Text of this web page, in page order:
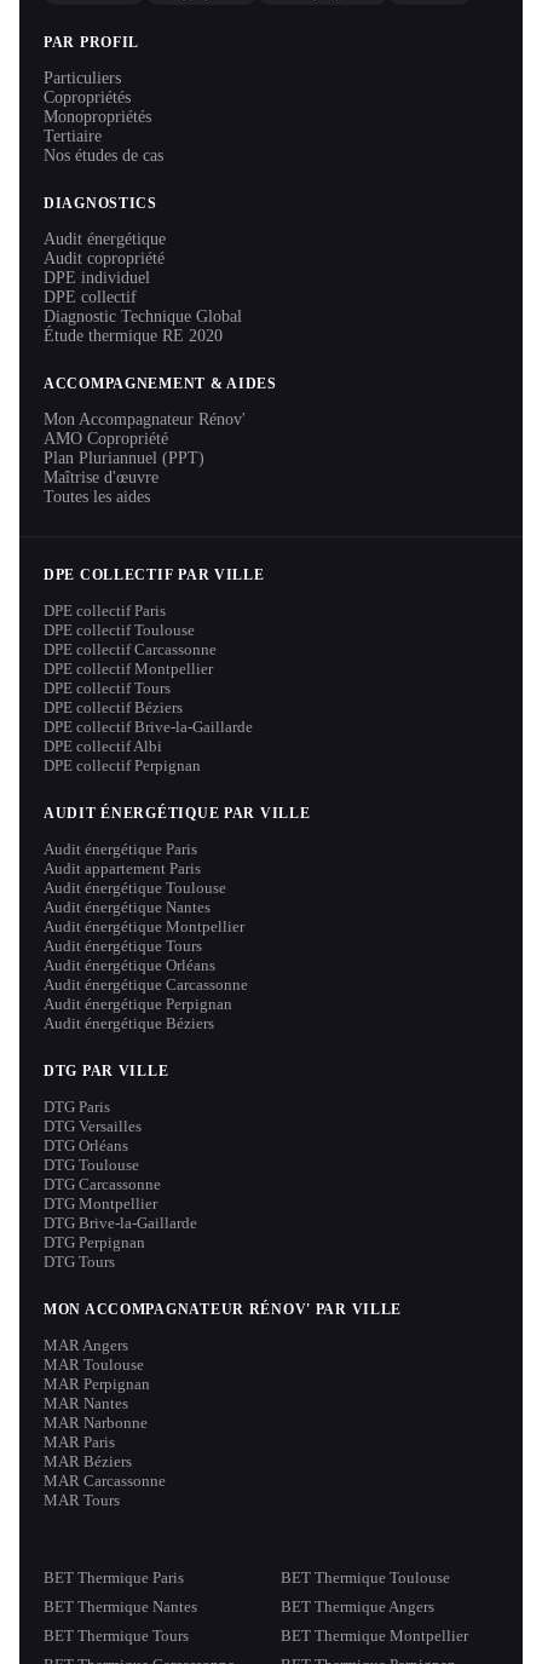
PAR PROFIL
Particuliers
Copropriétés
Monopropriétés
Tertiaire
Nos études de cas
DIAGNOSTICS
Audit énergétique
Audit copropriété
DPE individuel
DPE collectif
Diagnostic Technique Global
Étude thermique RE 2020
ACCOMPAGNEMENT & AIDES
Mon Accompagnateur Rénov'
AMO Copropriété
Plan Pluriannuel (PPT)
Maîtrise d'œuvre
Toutes les aides
DPE COLLECTIF PAR VILLE
DPE collectif Paris
DPE collectif Toulouse
DPE collectif Carcassonne
DPE collectif Montpellier
DPE collectif Tours
DPE collectif Béziers
DPE collectif Brive-la-Gaillarde
DPE collectif Albi
DPE collectif Perpignan
AUDIT ÉNERGÉTIQUE PAR VILLE
Audit énergétique Paris
Audit appartement Paris
Audit énergétique Toulouse
Audit énergétique Nantes
Audit énergétique Montpellier
Audit énergétique Tours
Audit énergétique Orléans
Audit énergétique Carcassonne
Audit énergétique Perpignan
Audit énergétique Béziers
DTG PAR VILLE
DTG Paris
DTG Versailles
DTG Orléans
DTG Toulouse
DTG Carcassonne
DTG Montpellier
DTG Brive-la-Gaillarde
DTG Perpignan
DTG Tours
MON ACCOMPAGNATEUR RÉNOV' PAR VILLE
MAR Angers
MAR Toulouse
MAR Perpignan
MAR Nantes
MAR Narbonne
MAR Paris
MAR Béziers
MAR Carcassonne
MAR Tours
BET Thermique Paris
BET Thermique Toulouse
BET Thermique Nantes
BET Thermique Angers
BET Thermique Tours
BET Thermique Montpellier